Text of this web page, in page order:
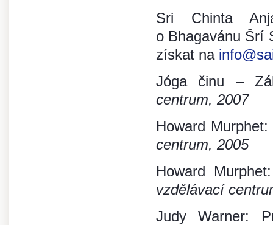
Sri Chinta
o Bhagavánu Šrí
získat na
Jóga činu –
centrum, 2007
Howard
centrum, 2005
Howard
vzdělávací
Judy Warner: